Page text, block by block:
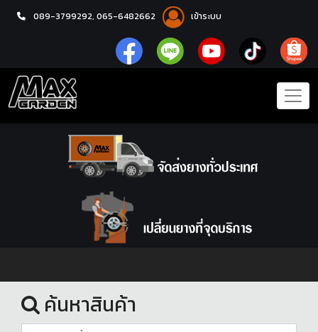
089-3799292, 065-6482662 เข้าระบบ
หน้าแรก
ค้นหาสินค้า